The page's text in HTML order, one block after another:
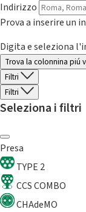
Indirizzo
Prova a inserire un
Digita e seleziona
Trova la colonnina piú
Filtri
Filtri
Seleziona i filtri
Presa
TYPE 2
CCS COMBO
CHAdeMO